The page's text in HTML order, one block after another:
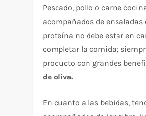
Pescado, pollo o carne
acompañados de
proteína no debe estar en
completar la comida;
producto con grandes
de oliva.
En cuanto a las bebidas,